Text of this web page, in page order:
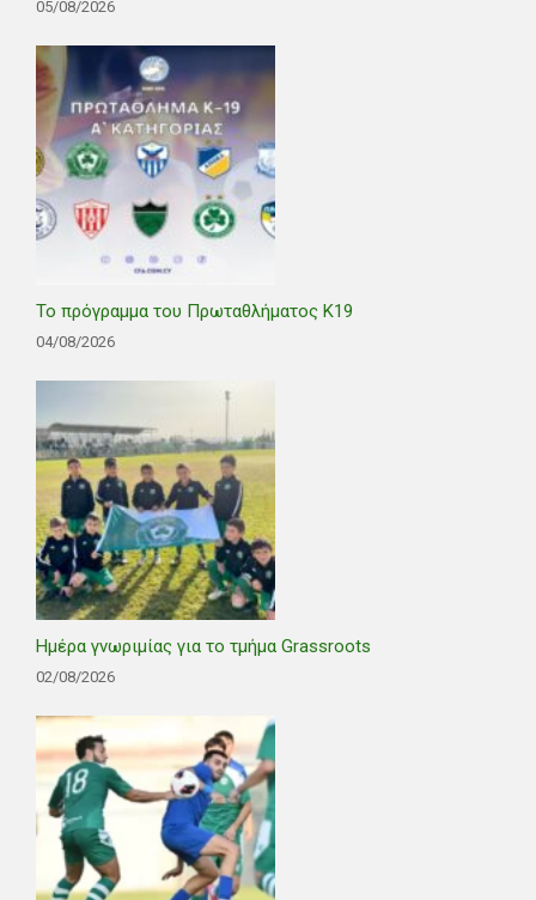
05/08/2026
Το πρόγραμμα του Πρωταθλήματος Κ19
04/08/2026
Ημέρα γνωριμίας για το τμήμα Grassroots
02/08/2026